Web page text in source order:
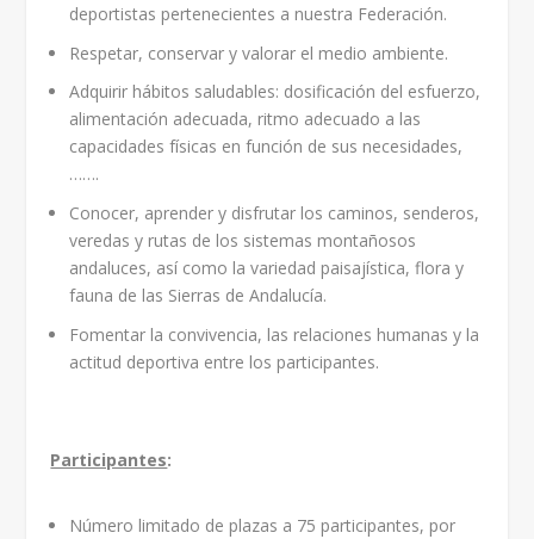
deportistas pertenecientes a nuestra Federación.
Respetar, conservar y valorar el medio ambiente.
Adquirir hábitos saludables: dosificación del esfuerzo,
alimentación adecuada, ritmo adecuado a las
capacidades físicas en función de sus necesidades,
…….
Conocer, aprender y disfrutar los caminos, senderos,
veredas y rutas de los sistemas montañosos
andaluces, así como la variedad paisajística, flora y
fauna de las Sierras de Andalucía.
Fomentar la convivencia, las relaciones humanas y la
actitud deportiva entre los participantes.
Participantes:
Número limitado de plazas a 75 participantes, por